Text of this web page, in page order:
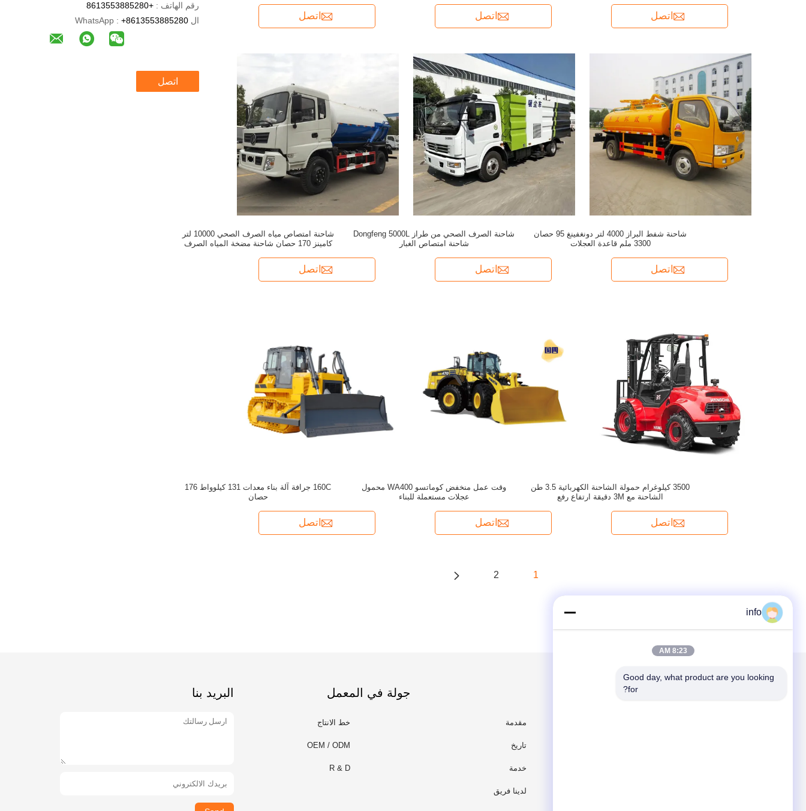
رقم الهاتف : +8613553885280
ال WhatsApp : +8613553885280
اتصل
اتصل اتصل اتصل
شاحنة امتصاص مياه الصرف الصحي 10000 لتر
كامينز 170 حصان شاحنة مضخة المياه الصرف
اتصل
شاحنة الصرف الصحي من طراز Dongfeng 5000L
شاحنة امتصاص الغبار
اتصل
شاحنة شفط البراز 4000 لتر دونغفينغ 95 حصان
3300 ملم قاعدة العجلات
اتصل
160C جرافة آلة بناء معدات 131 كيلوواط 176
حصان
اتصل
وقت عمل منخفض كوماتسو WA400 محمول
عجلات مستعملة للبناء
اتصل
3500 كيلوغرام حمولة الشاحنة الكهربائية 3.5 طن
الشاحنة مع 3M دقيقة ارتفاع رفع
اتصل
1
2
مقدمة
تاريخ
خدمة
لدينا فريق
جولة في المعمل
خط الانتاج
OEM / ODM
R & D
البريد بنا
info
8:23 AM
Good day, what product are you looking
for?